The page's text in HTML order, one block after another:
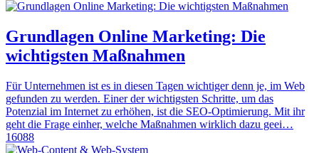
Grundlagen Online Marketing: Die
wichtigsten Maßnahmen
Für Unternehmen ist es in diesen Tagen wichtiger denn je, im Web
gefunden zu werden. Einer der wichtigsten Schritte, um das
Potenzial im Internet zu erhöhen, ist die SEO-Optimierung. Mit ihr
geht die Frage einher, welche Maßnahmen wirklich dazu geei…
16088